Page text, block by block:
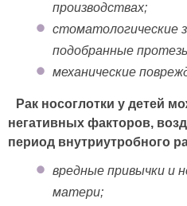
производствах;
стоматологические
подобранные
механические
Рак носоглотки у детей
негативных факторов,
период внутриутробного
вредные привычки и
матери;